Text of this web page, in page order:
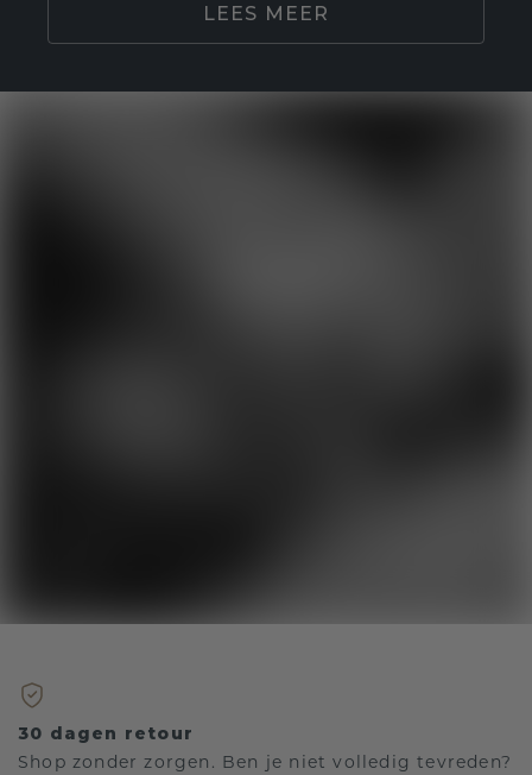
LEES MEER
30 dagen retour
Shop zonder zorgen. Ben je niet volledig tevreden?